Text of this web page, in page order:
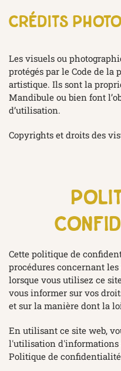
crédits
Les visuels ou
protégés par le Code de
artistique. Ils sont la
Mandibule ou bien font
d’utilisation.
Copyrights et droits des
Cette politique de
procédures concernant
lorsque vous utilisez ce
vous informer sur vos
et sur la manière dont la
En utilisant ce site web,
l'utilisation d'informations
Politique de